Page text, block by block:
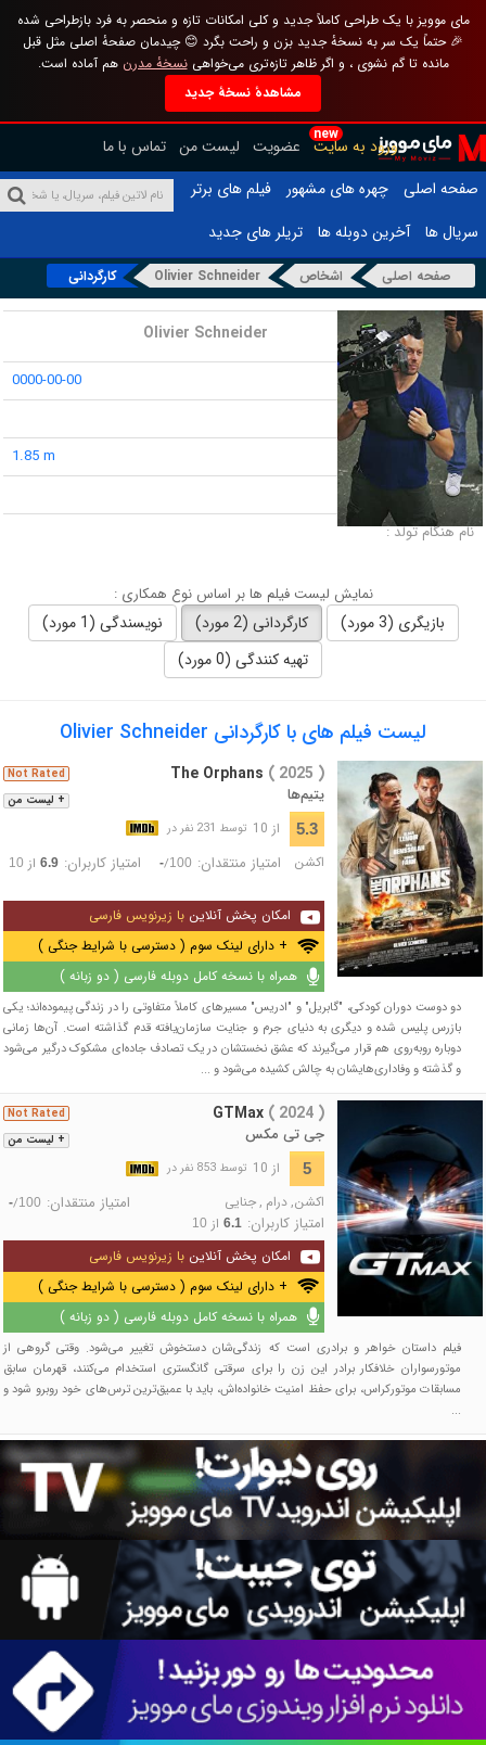
مای موویز با یک طراحی کاملاً جدید و کلی امکانات تازه و منحصر به فرد بازطراحی شده
🎉 حتماً یک سر به نسخهٔ جدید بزن و راحت بگرد 😊 چیدمان صفحهٔ اصلی مثل قبل
مانده تا گم نشوی ، و اگر ظاهر تازه‌تری می‌خواهینسخهٔ مدرن هم آماده است.
مشاهدهٔ نسخهٔ جدید
new
ورود به سایت عضویت لیست من تماس با ما
صفحه اصلی
چهره های مشهور
فیلم های برتر
سریال ها
آخرین دوبله ها تریلر های جدید
صفحه اصلی اشخاص Olivier Schneider کارگردانی
نام : Olivier Schneider
تاریخ تولد :
0000-00-00
محل تولد :
قد :
1.85 m
لقب :
نام هنگام تولد :
نمایش لیست فیلم ها بر اساس نوع همکاری :
بازیگری (3 مورد) کارگردانی (2 مورد)
نویسندگی (1 مورد)
تهیه کنندگی (0 مورد)
لیست فیلم های با کارگردانی Olivier Schneider
+ لیست من
Not Rated The Orphans ( 2025 )
یتیم‌ها
5.3 از 10 توسط 231 نفر در
اکشن امتیاز منتقدان: -/100 امتیاز کاربران: 6.9از 10
امکان پخش آنلاین با زیرنویس فارسی
+ دارای لینک سوم ( دسترسی با شرایط جنگی )
همراه با نسخه کامل دوبله فارسی ( دو زبانه )
دو دوست دوران کودکی، "گابریل" و "ادریس" مسیرهای کاملاً متفاوتی را در زندگی پیموده‌اند؛ یکی
بازرس پلیس شده و دیگری به دنیای جرم و جنایت سازمان‌یافته قدم گذاشته است. آن‌ها زمانی
دوباره روبه‌روی هم قرار می‌گیرند که عشق نخستشان در یک تصادف جاده‌ای مشکوک درگیر می‌شود
و گذشته و وفاداری‌هایشان به چالش کشیده می‌شود و ...
+ لیست من
Not Rated GTMax ( 2024 )
جی تی مکس
5 از 10 توسط 853 نفر در
اکشن,درام ,جنایی امتیاز منتقدان: -/100
امتیاز کاربران: 6.1از 10
امکان پخش آنلاین با زیرنویس فارسی
+ دارای لینک سوم ( دسترسی با شرایط جنگی )
همراه با نسخه کامل دوبله فارسی ( دو زبانه )
فیلم داستان خواهر و برادری است که زندگی‌شان دستخوش تغییر می‌شود. وقتی گروهی از
موتورسواران خلافکار برادر این زن را برای سرقتی گانگستری استخدام می‌کنند، قهرمان سابق
مسابقات موتورکراس، برای حفظ امنیت خانواده‌اش، باید با عمیق‌ترین ترس‌های خود روبرو شود و
...